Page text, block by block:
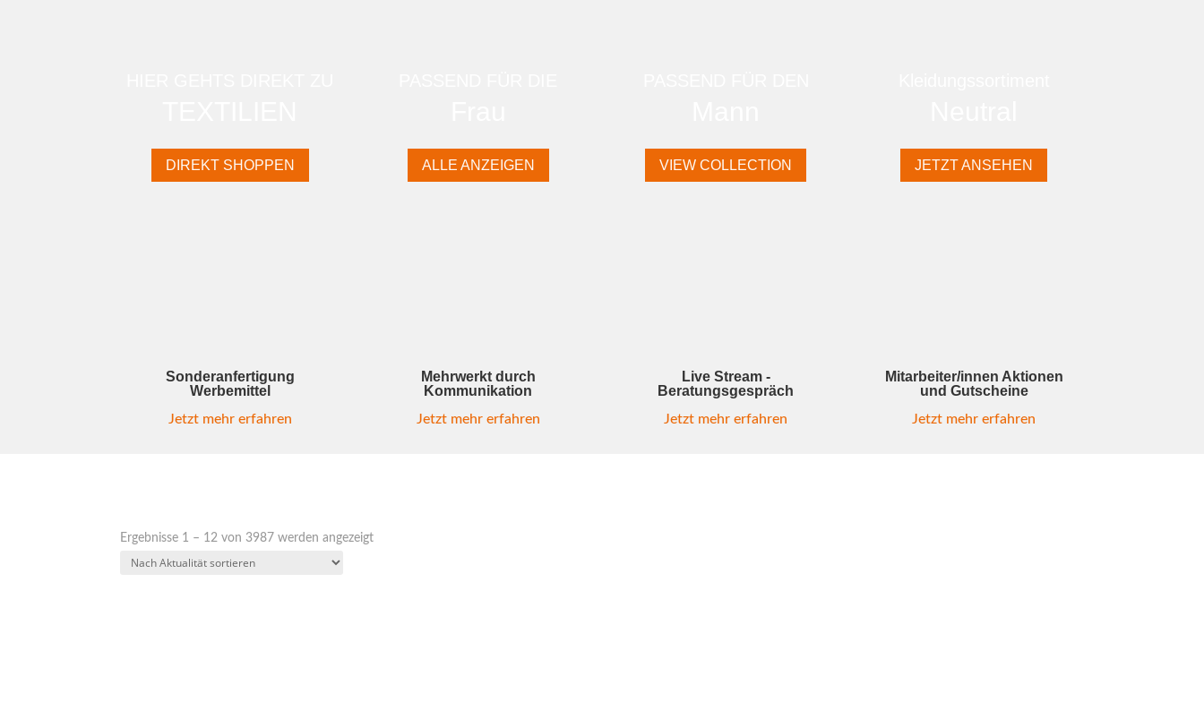
DIREKT SHOPPEN ALLE ANZEIGEN VIEW COLLECTION JETZT ANSEHEN
Sonderanfertigung
Werbemittel
Jetzt mehr erfahren
Mehrwerkt durch
Kommunikation
Jetzt mehr erfahren
Live Stream -
Beratungsgespräch
Jetzt mehr erfahren
Mitarbeiter/innen Aktionen
und Gutscheine
Jetzt mehr erfahren
Ergebnisse 1 – 12 von 3987 werden angezeigtNach